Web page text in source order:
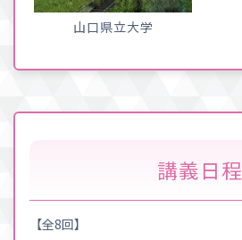
山口県立大学
講義日程
【全8回】